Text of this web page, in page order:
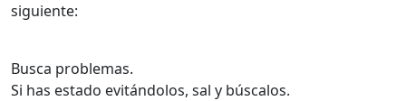
siguiente:
Busca problemas.
Si has estado evitándolos, sal y búscalos.